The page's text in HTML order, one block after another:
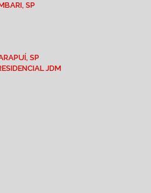
SP
SP
RESIDENCIAL JDM